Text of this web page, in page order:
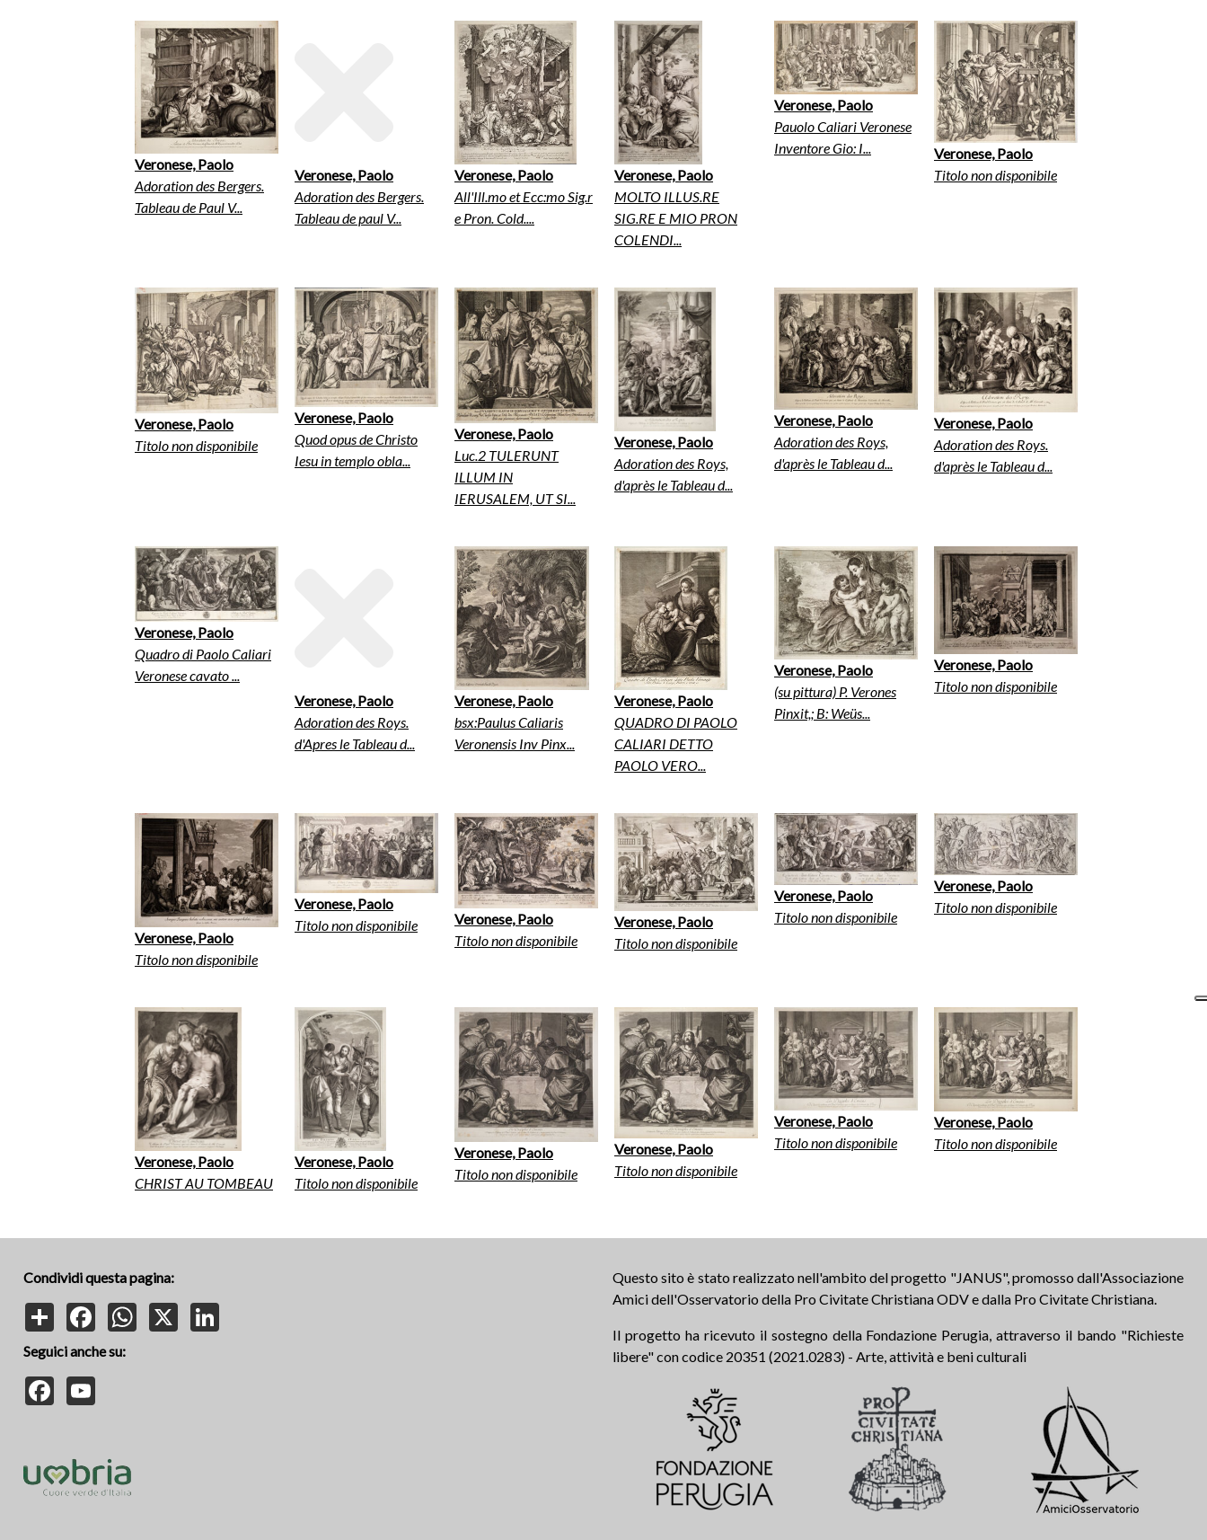
Veronese, Paolo
Adoration des Bergers.
Tableau de Paul V...
Veronese, Paolo
Adoration des Bergers.
Tableau de paul V...
Veronese, Paolo
All'Ill.mo et Ecc:mo Sig.r
e Pron. Cold....
Veronese, Paolo
MOLTO ILLUS.RE
SIG.RE E MIO PRON
COLENDI...
Veronese, Paolo
Pauolo Caliari Veronese
Inventore Gio: I...
Veronese, Paolo
Titolo non disponibile
Veronese, Paolo
Titolo non disponibile
Veronese, Paolo
Quod opus de Christo
Iesu in templo obla...
Veronese, Paolo
Luc.2 TULERUNT
ILLUM IN
IERUSALEM, UT SI...
Veronese, Paolo
Adoration des Roys,
d'après le Tableau d...
Veronese, Paolo
Adoration des Roys,
d'après le Tableau d...
Veronese, Paolo
Adoration des Roys.
d'après le Tableau d...
Veronese, Paolo
Quadro di Paolo Caliari
Veronese cavato ...
Veronese, Paolo
Adoration des Roys.
d'Apres le Tableau d...
Veronese, Paolo
bsx:Paulus Caliaris
Veronensis Inv Pinx...
Veronese, Paolo
QUADRO DI PAOLO
CALIARI DETTO
PAOLO VERO...
Veronese, Paolo
(su pittura) P. Verones
Pinxit,; B: Weüs...
Veronese, Paolo
Titolo non disponibile
Veronese, Paolo
Titolo non disponibile
Veronese, Paolo
Titolo non disponibile
Veronese, Paolo
Titolo non disponibile
Veronese, Paolo
Titolo non disponibile
Veronese, Paolo
Titolo non disponibile
Veronese, Paolo
Titolo non disponibile
Veronese, Paolo
CHRIST AU TOMBEAU
Veronese, Paolo
Titolo non disponibile
Veronese, Paolo
Titolo non disponibile
Veronese, Paolo
Titolo non disponibile
Veronese, Paolo
Titolo non disponibile
Veronese, Paolo
Titolo non disponibile
Condividi questa pagina:
Share
FacebookWhatsApp
Seguici anche su:
Facebook
Questo sito è stato realizzato nell'ambito del progetto "JANUS", promosso dall'Associazione
Amici dell'Osservatorio della Pro Civitate Christiana ODV e dalla Pro Civitate Christiana.
Il progetto ha ricevuto il sostegno della Fondazione Perugia, attraverso il bando "Richieste
libere" con codice 20351 (2021.0283) - Arte, attività e beni culturali